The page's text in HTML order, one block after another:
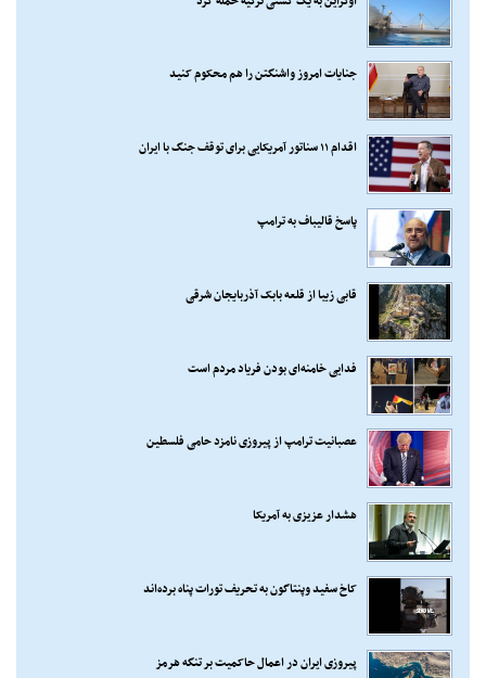
جنایات امروز واشنگتن را هم محکوم کنید
اقدام ۱۱ سناتور آمریکایی برای توقف جنگ با ایران
پاسخ قالیباف به ترامپ
قابی زیبا از قلعه بابک آذربایجان شرقی
فدایی خامنه‌ای بودن فریاد مردم است
عصبانیت ترامپ از پیروزی نامزد حامی فلسطین
هشدار عزیزی به آمریکا
کاخ سفید وپنتاگون به تحریف تورات پناه برده‌اند
پیروزی ایران در اعمال حاکمیت بر تنگه هرمز